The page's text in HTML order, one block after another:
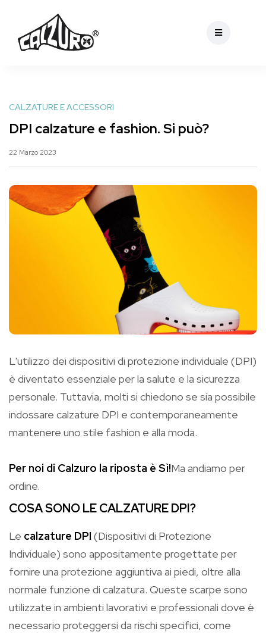
CALZATURE E ACCESSORI
DPI calzature e fashion. Si può?
22 Marzo 2023
L'utilizzo dei dispositivi di protezione individuale (DPI)
è diventato essenziale per la salute e la sicurezza
personale. Tuttavia, molti si chiedono se sia possibile
indossare calzature DPI e contemporaneamente
mantenere uno stile fashion e alla moda.
Per noi di Calzuro la riposta è Sì!Ma andiamo per
ordine.
COSA SONO LE CALZATURE DPI?
Le calzature DPI (Dispositivi di Protezione
Individuale) sono appositamente progettate per
fornire una protezione aggiuntiva ai piedi, oltre alla
normale funzione di calzatura. Queste scarpe sono
utilizzate in ambienti lavorativi e professionali dove è
necessario proteggersi da rischi specifici, come